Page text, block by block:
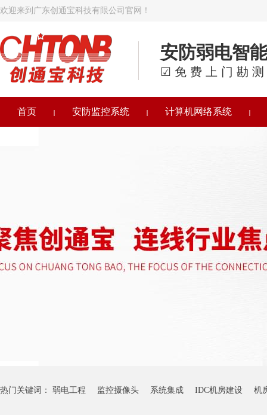
欢迎来到广东创通宝科技有限公司官网！
安防弱电智
☑免费上门勘
首页 安防监控系统 计算机网络系统
热门关键词： 弱电工程 监控摄像头 系统集成 IDC机房建设 机